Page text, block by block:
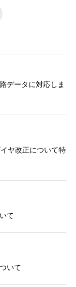
データに対応しま
ヤ改正について特
て
いて